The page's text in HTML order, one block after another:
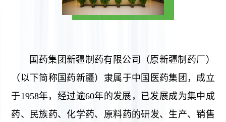
国药集团新疆制药有限公司（原新疆制药厂）
（以下简称国药新疆）隶属于中国医药集团，成立
于1958年，经过逾60年的发展，已发展成为集中成
药、民族药、化学药、原料药的研发、生产、销售